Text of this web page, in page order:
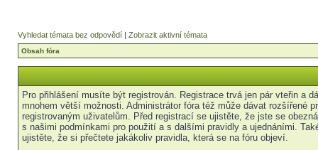
Vyhledat témata bez odpovědí | Zobrazit aktivní témata
Obsah fóra
Pro přihlášení musíte být registrován. Registrace trvá jen pár vteřin a
mnohem větší možnosti. Administrátor fóra též může dávat rozšířené
registrovaným uživatelům. Před registrací se ujistěte, že jste se
s našimi podmínkami pro použití a s dalšími pravidly a ujednáními.
ujistěte, že si přečtete jakákoliv pravidla, která se na fóru objeví.